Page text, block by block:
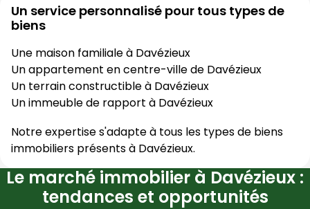
Un service personnalisé pour tous types de
biens
Une maison familiale à Davézieux
Un appartement en centre-ville de Davézieux
Un terrain constructible à Davézieux
Un immeuble de rapport à Davézieux
Notre expertise s'adapte à tous les types de biens
immobiliers présents à Davézieux.
Le marché immobilier à Davézieux :
tendances et opportunités